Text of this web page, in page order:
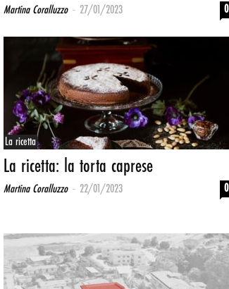
Martina Coralluzzo - 27/01/2023 0
La ricetta
La ricetta: la torta caprese
Martina Coralluzzo - 22/01/2023 0